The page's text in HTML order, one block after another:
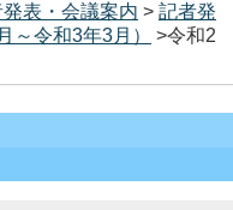
表・会議案内 > 記者発
～令和3年3月）
>令和2